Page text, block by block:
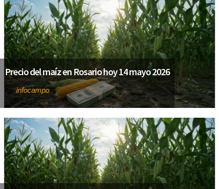
Precio del maíz en Rosario hoy 14 mayo 2026
Porinfocampo